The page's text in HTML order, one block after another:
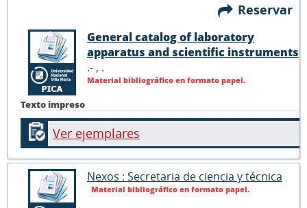
Reservar
Texto impreso
General catalog of laboratory
apparatus and scientific instruments
.- , .
Material bibliográfico en formato papel.
Ver ejemplares
Nexos : Secretaria de ciencia y técnica
Material bibliográfico en formato papel.